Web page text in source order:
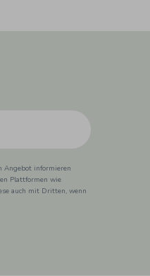
Angebot informieren
Plattformen wie
auch mit Dritten, wenn